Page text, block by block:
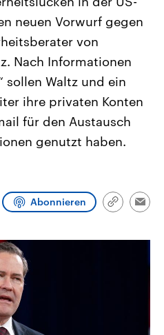
aus
Aktuelle Beiträge,
Hintergründe
Wirtschaftlich und
gehören die Vereinigten
den mächtigsten Ländern
mit großem Einfluss auf
aktuelle Weltgeschehen.
Podcasts
neuen Vorwurf gegen
von
Nach Informationen
sollen Waltz und ein
ihre privaten Konten
für den Austausch
genutzt haben.
Abonnieren
Link